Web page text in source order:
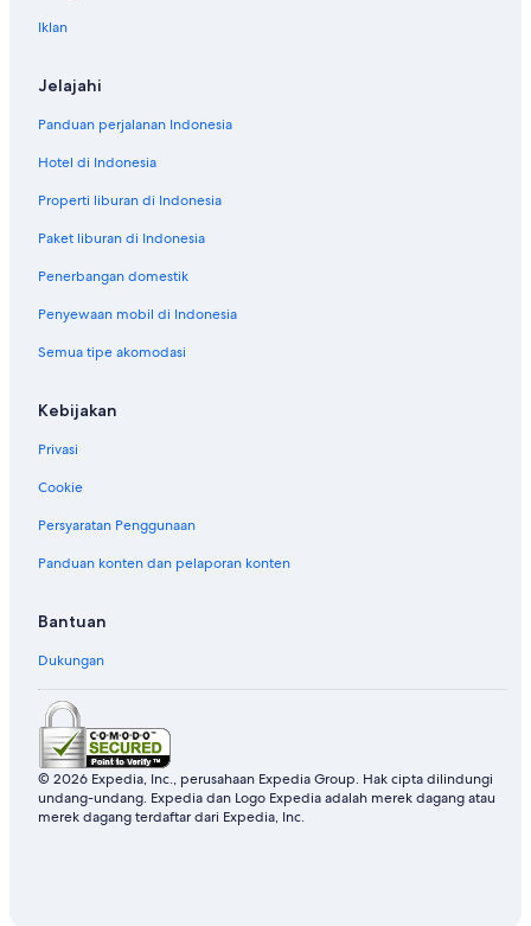
Iklan
Jelajahi
Panduan perjalanan Indonesia
Hotel di Indonesia
Properti liburan di Indonesia
Paket liburan di Indonesia
Penerbangan domestik
Penyewaan mobil di Indonesia
Semua tipe akomodasi
Kebijakan
Privasi
Cookie
Persyaratan Penggunaan
Panduan konten dan pelaporan konten
Bantuan
Dukungan
© 2026 Expedia, Inc., perusahaan Expedia Group. Hak cipta dilindungi
undang-undang. Expedia dan Logo Expedia adalah merek dagang atau
merek dagang terdaftar dari Expedia, Inc.